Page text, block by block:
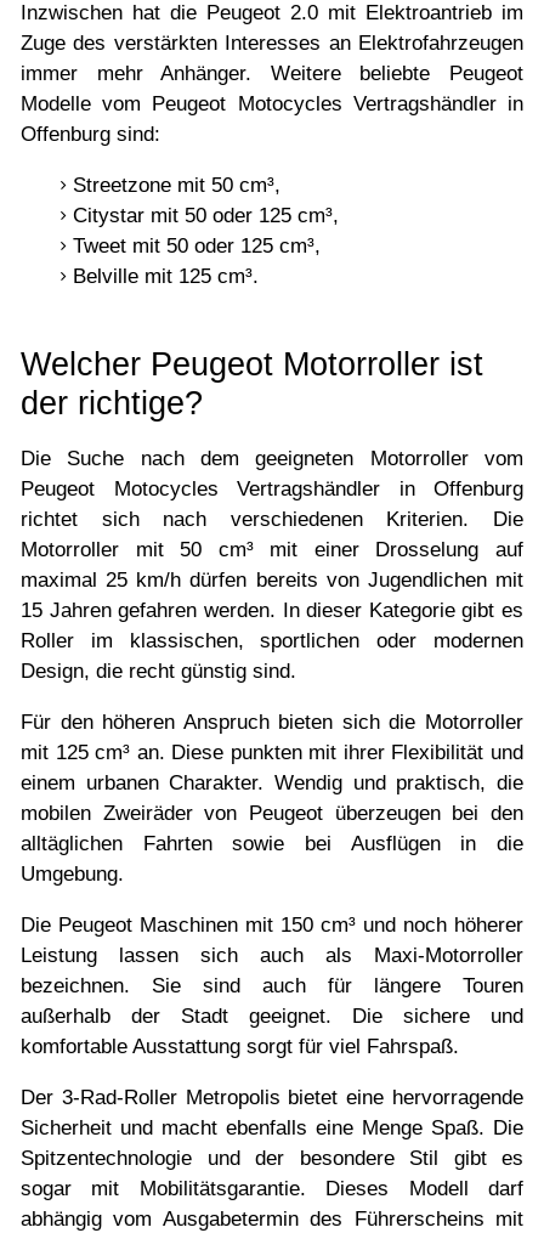
Inzwischen hat die Peugeot 2.0 mit Elektroantrieb im
Zuge des verstärkten Interesses an Elektrofahrzeugen
immer mehr Anhänger. Weitere beliebte Peugeot
Modelle vom Peugeot Motocycles Vertragshändler in
Offenburg sind:
Streetzone mit 50 cm³,
Citystar mit 50 oder 125 cm³,
Tweet mit 50 oder 125 cm³,
Belville mit 125 cm³.
Welcher Peugeot Motorroller ist
der richtige?
Die Suche nach dem geeigneten Motorroller vom
Peugeot Motocycles Vertragshändler in Offenburg
richtet sich nach verschiedenen Kriterien. Die
Motorroller mit 50 cm³ mit einer Drosselung auf
maximal 25 km/h dürfen bereits von Jugendlichen mit
15 Jahren gefahren werden. In dieser Kategorie gibt es
Roller im klassischen, sportlichen oder modernen
Design, die recht günstig sind.
Für den höheren Anspruch bieten sich die Motorroller
mit 125 cm³ an. Diese punkten mit ihrer Flexibilität und
einem urbanen Charakter. Wendig und praktisch, die
mobilen Zweiräder von Peugeot überzeugen bei den
alltäglichen Fahrten sowie bei Ausflügen in die
Umgebung.
Die Peugeot Maschinen mit 150 cm³ und noch höherer
Leistung lassen sich auch als Maxi-Motorroller
bezeichnen. Sie sind auch für längere Touren
außerhalb der Stadt geeignet. Die sichere und
komfortable Ausstattung sorgt für viel Fahrspaß.
Der 3-Rad-Roller Metropolis bietet eine hervorragende
Sicherheit und macht ebenfalls eine Menge Spaß. Die
Spitzentechnologie und der besondere Stil gibt es
sogar mit Mobilitätsgarantie. Dieses Modell darf
abhängig vom Ausgabetermin des Führerscheins mit